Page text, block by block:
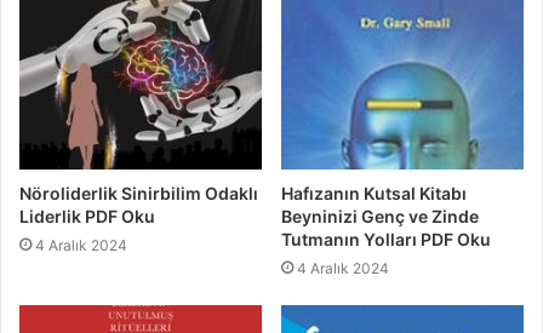
Nöroliderlik Sinirbilim Odaklı
Liderlik PDF Oku
4 Aralık 2024
Hafızanın Kutsal Kitabı
Beyninizi Genç ve Zinde
Tutmanın Yolları PDF Oku
4 Aralık 2024